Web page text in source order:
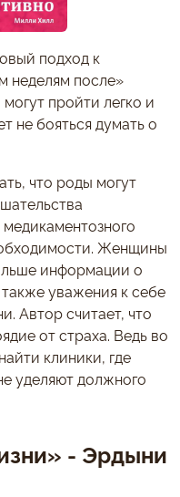
подход к
неделям после»
пройти легко и
не бояться думать о
что роды могут
Женщины
информации о
уважения к себе
Автор считает, что
от страха. Ведь во
клиники, где
уделяют должного
- Эрдыни